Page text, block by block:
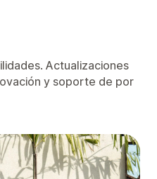
Actualizaciones
y soporte de por